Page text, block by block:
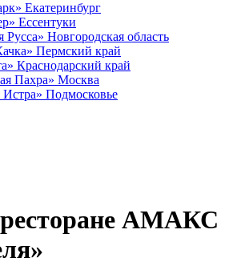
Екатеринбург
Ессентуки
Новгородская область
Пермский край
Краснодарский край
Пахра» Москва
Подмосковье
АМАКС